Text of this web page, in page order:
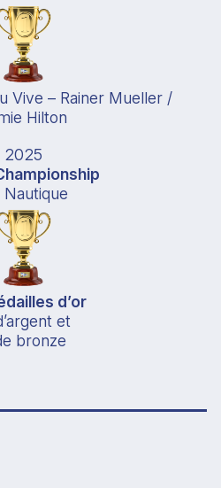
Vive – Rainer Mueller /
Hilton
2025
Nautique
d’or
et
bronze